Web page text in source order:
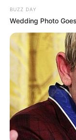
BUZZ DAY
Wedding Photo